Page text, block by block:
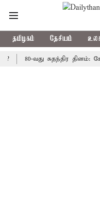
தமிழகம் தேசியம்
80-வது சுதந்திர தினம்: